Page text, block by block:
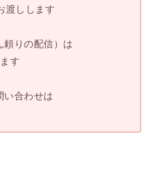
渡しします
頼りの配信）は
す
い合わせは